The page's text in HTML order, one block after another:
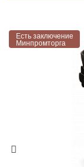
Есть заключение
Минпромторга